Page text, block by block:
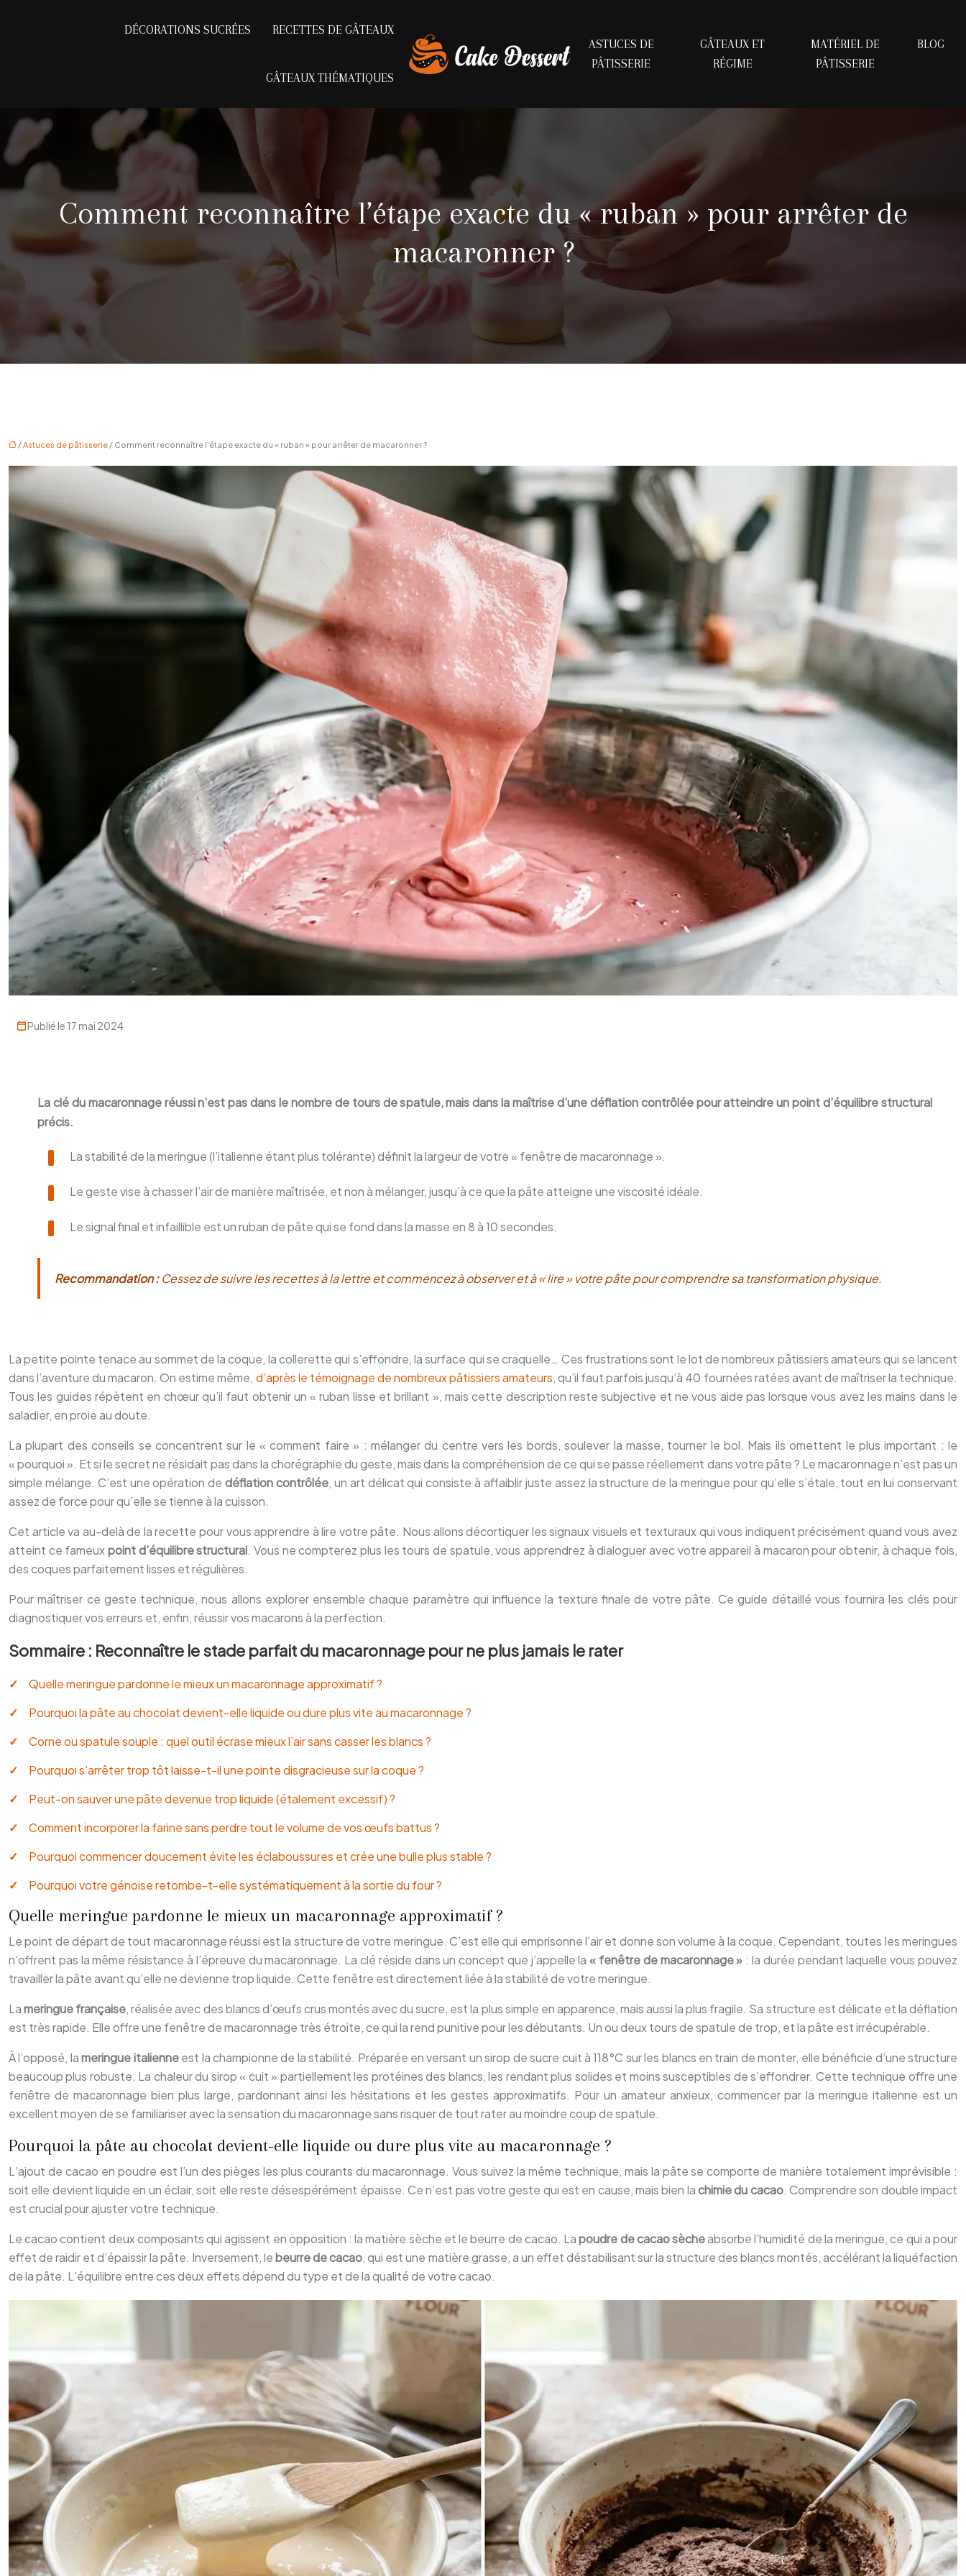
RECETTES DE GÂTEAUX
DÉCORATIONS SUCRÉES
GÂTEAUX THÉMATIQUES
ASTUCES DE
PÂTISSERIE
GÂTEAUX ET
RÉGIME
MATÉRIEL DE
PÂTISSERIE
BLOG
Comment reconnaître l’étape exacte du « ruban » pour arrêter de
macaronner ?
/Astuces de pâtisserie / Comment reconnaître l’étape exacte du « ruban » pour arrêter de macaronner ?
Publié le 17 mai 2024
La clé du macaronnage réussi n’est pas dans le nombre de tours de spatule, mais dans la maîtrise d’une déflation contrôlée pour atteindre un point d’équilibre structural
précis.
La stabilité de la meringue (l’italienne étant plus tolérante) définit la largeur de votre « fenêtre de macaronnage ».
Le geste vise à chasser l’air de manière maîtrisée, et non à mélanger, jusqu’à ce que la pâte atteigne une viscosité idéale.
Le signal final et infaillible est un ruban de pâte qui se fond dans la masse en 8 à 10 secondes.
Recommandation :Cessez de suivre les recettes à la lettre et commencez à observer et à « lire » votre pâte pour comprendre sa transformation physique.
La petite pointe tenace au sommet de la coque, la collerette qui s’effondre, la surface qui se craquelle… Ces frustrations sont le lot de nombreux pâtissiers amateurs qui se lancent
dans l’aventure du macaron. On estime même, d’après le témoignage de nombreux pâtissiers amateurs, qu’il faut parfois jusqu’à 40 fournées ratées avant de maîtriser la technique.
Tous les guides répètent en chœur qu’il faut obtenir un « ruban lisse et brillant », mais cette description reste subjective et ne vous aide pas lorsque vous avez les mains dans le
saladier, en proie au doute.
La plupart des conseils se concentrent sur le « comment faire » : mélanger du centre vers les bords, soulever la masse, tourner le bol. Mais ils omettent le plus important : le
« pourquoi ». Et si le secret ne résidait pas dans la chorégraphie du geste, mais dans la compréhension de ce qui se passe réellement dans votre pâte ? Le macaronnage n’est pas un
simple mélange. C’est une opération dedéflation contrôlée, un art délicat qui consiste à affaiblir juste assez la structure de la meringue pour qu’elle s’étale, tout en lui conservant
assez de force pour qu’elle se tienne à la cuisson.
Cet article va au-delà de la recette pour vous apprendre à lire votre pâte. Nous allons décortiquer les signaux visuels et texturaux qui vous indiquent précisément quand vous avez
atteint ce fameuxpoint d’équilibre structural. Vous ne compterez plus les tours de spatule, vous apprendrez à dialoguer avec votre appareil à macaron pour obtenir, à chaque fois,
des coques parfaitement lisses et régulières.
Pour maîtriser ce geste technique, nous allons explorer ensemble chaque paramètre qui influence la texture finale de votre pâte. Ce guide détaillé vous fournira les clés pour
diagnostiquer vos erreurs et, enfin, réussir vos macarons à la perfection.
Sommaire : Reconnaître le stade parfait du macaronnage pour ne plus jamais le rater
Quelle meringue pardonne le mieux un macaronnage approximatif ?
Pourquoi la pâte au chocolat devient-elle liquide ou dure plus vite au macaronnage ?
Corne ou spatule souple : quel outil écrase mieux l’air sans casser les blancs ?
Pourquoi s’arrêter trop tôt laisse-t-il une pointe disgracieuse sur la coque ?
Peut-on sauver une pâte devenue trop liquide (étalement excessif) ?
Comment incorporer la farine sans perdre tout le volume de vos œufs battus ?
Pourquoi commencer doucement évite les éclaboussures et crée une bulle plus stable ?
Pourquoi votre génoise retombe-t-elle systématiquement à la sortie du four ?
Quelle meringue pardonne le mieux un macaronnage approximatif ?
Le point de départ de tout macaronnage réussi est la structure de votre meringue. C’est elle qui emprisonne l’air et donne son volume à la coque. Cependant, toutes les meringues
n’offrent pas la même résistance à l’épreuve du macaronnage. La clé réside dans un concept que j’appelle la« fenêtre de macaronnage » : la durée pendant laquelle vous pouvez
travailler la pâte avant qu’elle ne devienne trop liquide. Cette fenêtre est directement liée à la stabilité de votre meringue.
Lameringue française, réalisée avec des blancs d’œufs crus montés avec du sucre, est la plus simple en apparence, mais aussi la plus fragile. Sa structure est délicate et la déflation
est très rapide. Elle offre une fenêtre de macaronnage très étroite, ce qui la rend punitive pour les débutants. Un ou deux tours de spatule de trop, et la pâte est irrécupérable.
À l’opposé, lameringue italienneest la championne de la stabilité. Préparée en versant un sirop de sucre cuit à 118°C sur les blancs en train de monter, elle bénéficie d’une structure
beaucoup plus robuste. La chaleur du sirop « cuit » partiellement les protéines des blancs, les rendant plus solides et moins susceptibles de s’effondrer. Cette technique offre une
fenêtre de macaronnage bien plus large, pardonnant ainsi les hésitations et les gestes approximatifs. Pour un amateur anxieux, commencer par la meringue italienne est un
excellent moyen de se familiariser avec la sensation du macaronnage sans risquer de tout rater au moindre coup de spatule.
Pourquoi la pâte au chocolat devient-elle liquide ou dure plus vite au macaronnage ?
L’ajout de cacao en poudre est l’un des pièges les plus courants du macaronnage. Vous suivez la même technique, mais la pâte se comporte de manière totalement imprévisible :
soit elle devient liquide en un éclair, soit elle reste désespérément épaisse. Ce n’est pas votre geste qui est en cause, mais bien lachimie du cacao. Comprendre son double impact
est crucial pour ajuster votre technique.
Le cacao contient deux composants qui agissent en opposition : la matière sèche et le beurre de cacao. Lapoudre de cacao sècheabsorbe l’humidité de la meringue, ce qui a pour
effet de raidir et d’épaissir la pâte. Inversement, lebeurre de cacao, qui est une matière grasse, a un effet déstabilisant sur la structure des blancs montés, accélérant la liquéfaction
de la pâte. L’équilibre entre ces deux effets dépend du type et de la qualité de votre cacao.